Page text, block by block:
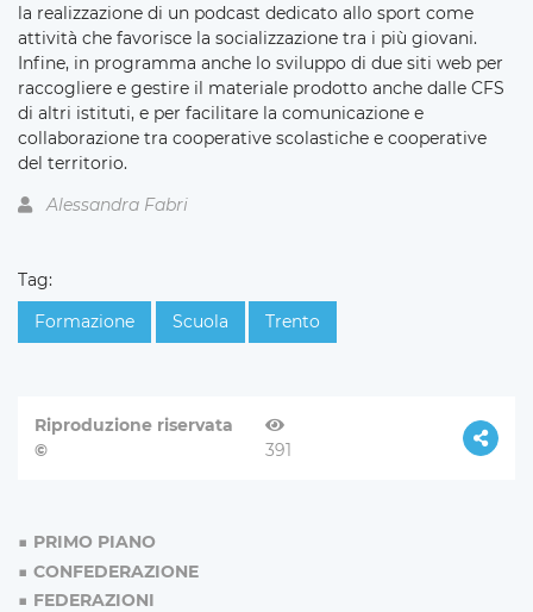
la realizzazione di un podcast dedicato allo sport come
attività che favorisce la socializzazione tra i più giovani.
Infine, in programma anche lo sviluppo di due siti web per
raccogliere e gestire il materiale prodotto anche dalle CFS
di altri istituti, e per facilitare la comunicazione e
collaborazione tra cooperative scolastiche e cooperative
del territorio.
Alessandra Fabri
Tag:
Formazione
Scuola Trento
Riproduzione riservata
©
391
PRIMO PIANO
CONFEDERAZIONE
FEDERAZIONI